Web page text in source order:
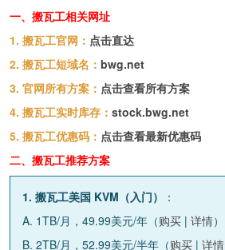
一、搬瓦工相关网址
1. 搬瓦工官网： 点击直达
2. 搬瓦工短域名： bwg.net
3. 官网所有方案： 点击查看所有方案
4. 搬瓦工实时库存： stock.bwg.net
5. 搬瓦工优惠码： 点击查看最新优惠码
二、搬瓦工推荐方案
1. 搬瓦工美国 KVM（入门）
：
A. 1TB/月，49.99美元/年（购买 | 详情）
B. 2TB/月，52.99美元/半年（购买 | 详情